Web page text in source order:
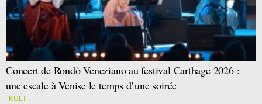
Concert de Rondò Veneziano au festival Carthage 2026 :
une escale à Venise le temps d’une soirée
KULT